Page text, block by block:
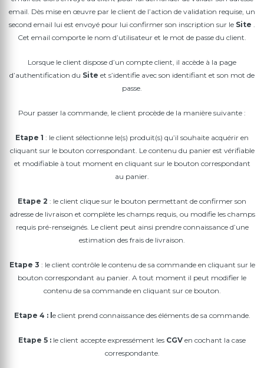
email. Dès mise en œuvre par le client de l’action de validation requise, un
second email lui est envoyé pour lui confirmer son inscription sur le Site .
Cet email comporte le nom d’utilisateur et le mot de passe du client.
Lorsque le client dispose d’un compte client, il accède à la page
d’authentification du Site et s’identifie avec son identifiant et son mot de
passe.
Pour passer la commande, le client procède de la manière suivante :
Etape 1 : le client sélectionne le(s) produit(s) qu’il souhaite acquérir en
cliquant sur le bouton correspondant. Le contenu du panier est vérifiable
et modifiable à tout moment en cliquant sur le bouton correspondant
au panier.
Etape 2 : le client clique sur le bouton permettant de confirmer son
adresse de livraison et complète les champs requis, ou modifie les champs
requis pré-renseignés. Le client peut ainsi prendre connaissance d’une
estimation des frais de livraison.
Etape 3 : le client contrôle le contenu de sa commande en cliquant sur le
bouton correspondant au panier. A tout moment il peut modifier le
contenu de sa commande en cliquant sur ce bouton.
Etape 4 : l e client prend connaissance des éléments de sa commande.
Etape 5 : le client accepte expressément les CGV en cochant la case
correspondante.